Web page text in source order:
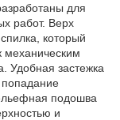
для
работ. Верх
который
механическим
Удобная застежка
подошва
и